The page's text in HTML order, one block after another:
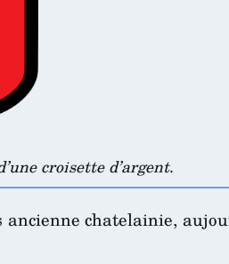
croisette d’argent.
chatelainie,